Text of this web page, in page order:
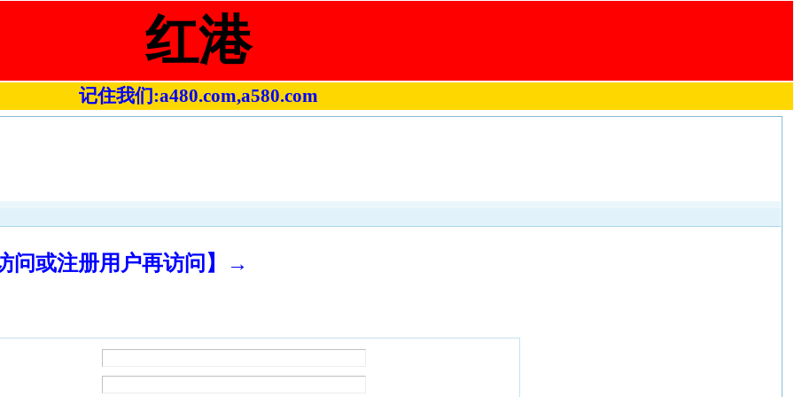
红港
记住我们:a480.com,a580.com
问或注册用户再访问】→